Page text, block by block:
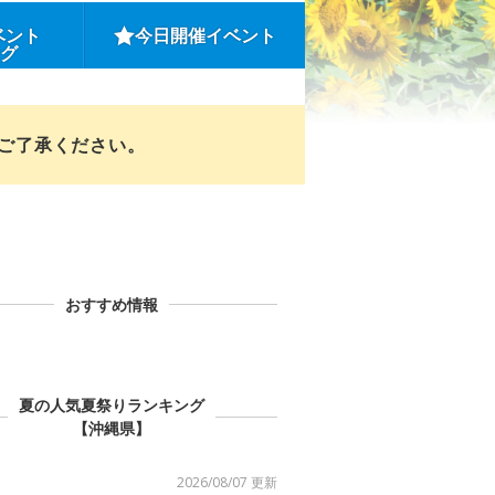
ト 今日開催イベント
承ください。
おすすめ情報
夏の人気夏祭りランキング
【沖縄県】
2026/08/07 更新